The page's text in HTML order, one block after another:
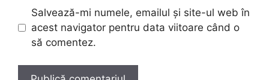
Salvează-mi numele, emailul și site-ul web în
acest navigator pentru data viitoare când o
să comentez.